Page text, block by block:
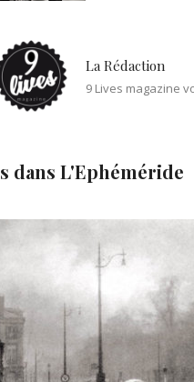
La Rédaction
9 Lives magazine
dans L'Ephéméride